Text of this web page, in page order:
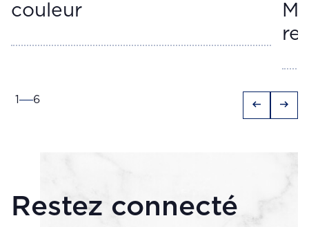
couleur
1 6 arrow_left_alt arrow_right_alt
Restez connecté